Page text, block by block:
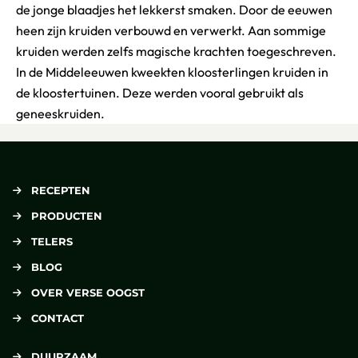
de jonge blaadjes het lekkerst smaken. Door de eeuwen
heen zijn kruiden verbouwd en verwerkt. Aan sommige
kruiden werden zelfs magische krachten toegeschreven.
In de Middeleeuwen kweekten kloosterlingen kruiden in
de kloostertuinen. Deze werden vooral gebruikt als
geneeskruiden.
RECEPTEN
PRODUCTEN
TELERS
BLOG
OVER VERSE OOGST
CONTACT